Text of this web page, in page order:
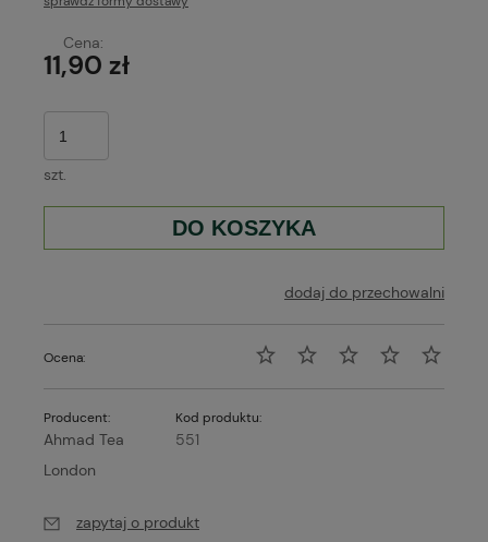
Cena:
11,90 zł
szt.
DO KOSZYKA
dodaj do przechowalni
Ocena:
Producent:
Ahmad Tea
London
Kod produktu:
551
zapytaj o produkt